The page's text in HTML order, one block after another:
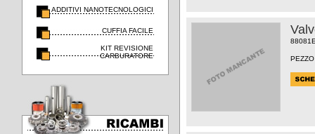
ADDITIVI NANOTECNOLOGICI
CUFFIA FACILE
KIT REVISIONE
CARBURATORE